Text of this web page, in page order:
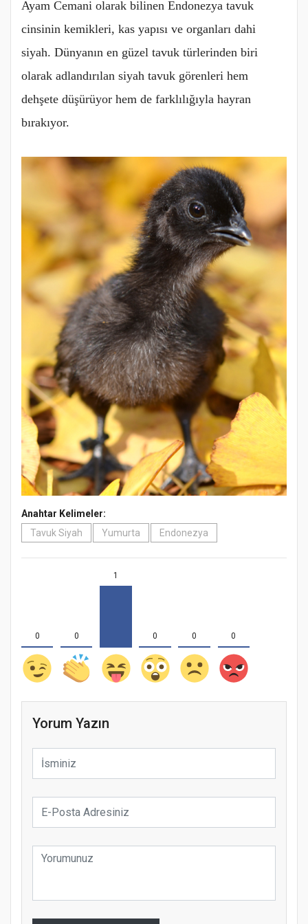
Ayam Cemani olarak bilinen Endonezya tavuk
cinsinin kemikleri, kas yapısı ve organları dahi
siyah. Dünyanın en güzel tavuk türlerinden biri
olarak adlandırılan siyah tavuk görenleri hem
dehşete düşürüyor hem de farklılığıyla hayran
bırakıyor.
Anahtar Kelimeler:
Tavuk Siyah
Yumurta Endonezya
0 0
1
0 0 0
Yorum Yazın